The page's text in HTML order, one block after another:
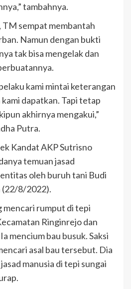
tambahnya.
TM sempat membantah
Namun dengan bukti
tak bisa mengelak dan
kami mintai keterangan
dapatkan. Tapi tetap
akhirnya mengakui,”
Putra.
Kandat AKP Sutrisno
temuan jasad
oleh buruh tani Budi
(22/8/2022).
mencari rumput di tepi
Ringinrejo dan
mencium bau busuk. Saksi
asal bau tersebut. Dia
manusia di tepi sungai